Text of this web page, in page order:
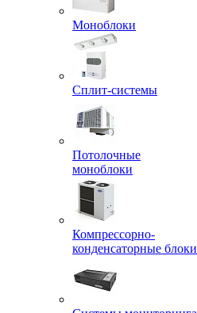
Моноблоки
Сплит-системы
Потолочные
моноблоки
Компрессорно-
конденсаторные блоки